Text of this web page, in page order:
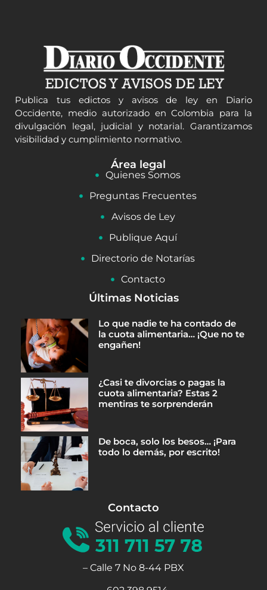
Publica tus edictos y avisos de ley en Diario
Occidente, medio autorizado en Colombia para la
divulgación legal, judicial y notarial. Garantizamos
visibilidad y cumplimiento normativo.
Área legal
Quienes Somos
Preguntas Frecuentes
Avisos de Ley
Publique Aquí
Directorio de Notarías
Contacto
Últimas Noticias
Lo que nadie te ha contado de
la cuota alimentaria… ¡Que no te
engañen!
¿Casi te divorcias o pagas la
cuota alimentaria? Estas 2
mentiras te sorprenderán
De boca, solo los besos… ¡Para
todo lo demás, por escrito!
Contacto
– Calle 7 No 8-44 PBX